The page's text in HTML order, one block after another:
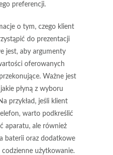
preferencji.
o tym, czego klient
do prezentacji
jest, aby argumenty
oferowanych
Ważne jest
płyną z wyboru
przykład, jeśli klient
warto podkreślić
aparatu, ale również
baterii oraz dodatkowe
użytkowanie.